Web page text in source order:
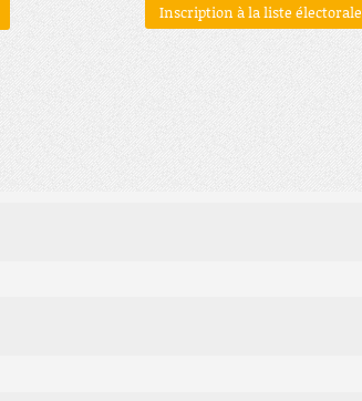
Inscription à la liste électorale